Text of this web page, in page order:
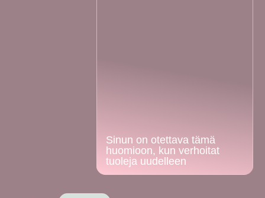
Sinun on otettava tämä
huomioon, kun verhoitat
tuoleja uudelleen